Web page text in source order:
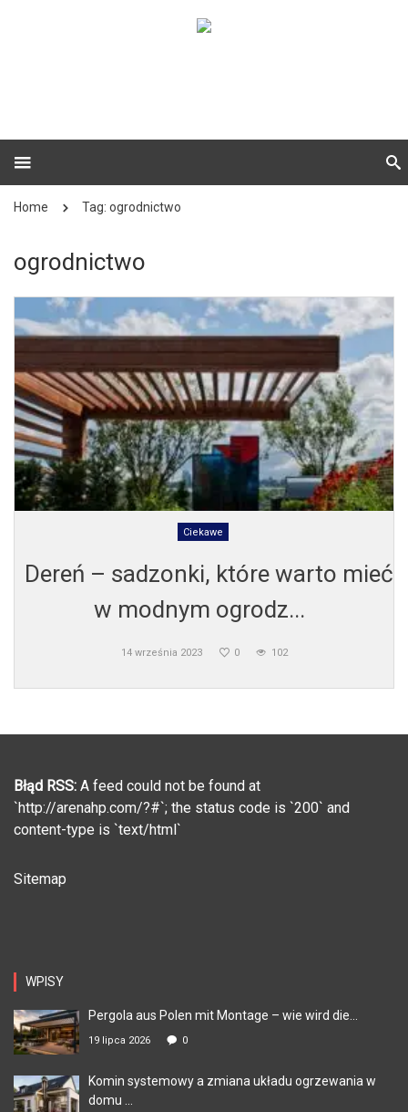
Home Tag: ogrodnictwo
ogrodnictwo
Ciekawe
Dereń – sadzonki, które warto mieć
w modnym ogrodz...
14 września 2023 0 102
Błąd RSS: A feed could not be found at
`http://arenahp.com/?#`; the status code is `200` and
content-type is `text/html`
Sitemap
WPISY
Pergola aus Polen mit Montage – wie wird die...
19 lipca 2026 0
Komin systemowy a zmiana układu ogrzewania w
domu ...